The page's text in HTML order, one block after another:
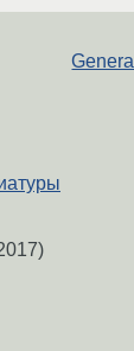
General